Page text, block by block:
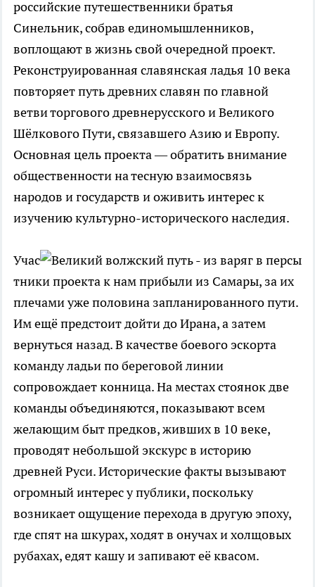
российские путешественники братья
Синельник, собрав единомышленников,
воплощают в жизнь свой очередной проект.
Реконструированная славянская ладья 10 века
повторяет путь древних славян по главной
ветви торгового древнерусского и Великого
Шёлкового Пути, связавшего Азию и Европу.
Основная цель проекта — обратить внимание
общественности на тесную взаимосвязь
народов и государств и оживить интерес к
изучению культурно-исторического наследия.
Учас
тники проекта к нам прибыли из Самары, за их
плечами уже половина запланированного пути.
Им ещё предстоит дойти до Ирана, а затем
вернуться назад. В качестве боевого эскорта
команду ладьи по береговой линии
сопровождает конница. На местах стоянок две
команды объединяются, показывают всем
желающим быт предков, живших в 10 веке,
проводят небольшой экскурс в историю
древней Руси. Исторические факты вызывают
огромный интерес у публики, поскольку
возникает ощущение перехода в другую эпоху,
где спят на шкурах, ходят в онучах и холщовых
рубахах, едят кашу и запивают её квасом.